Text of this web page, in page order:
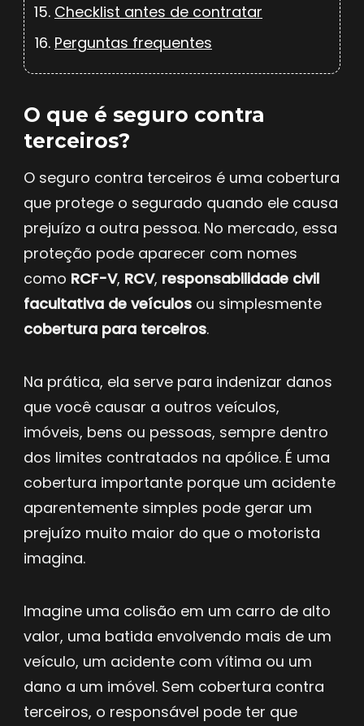
Checklist antes de contratar
Perguntas frequentes
O que é seguro contra
terceiros?
O seguro contra terceiros é uma cobertura
que protege o segurado quando ele causa
prejuízo a outra pessoa. No mercado, essa
proteção pode aparecer com nomes
como RCF-V, RCV, responsabilidade civil
facultativa de veículos ou simplesmente
cobertura para terceiros.
Na prática, ela serve para indenizar danos
que você causar a outros veículos,
imóveis, bens ou pessoas, sempre dentro
dos limites contratados na apólice. É uma
cobertura importante porque um acidente
aparentemente simples pode gerar um
prejuízo muito maior do que o motorista
imagina.
Imagine uma colisão em um carro de alto
valor, uma batida envolvendo mais de um
veículo, um acidente com vítima ou um
dano a um imóvel. Sem cobertura contra
terceiros, o responsável pode ter que